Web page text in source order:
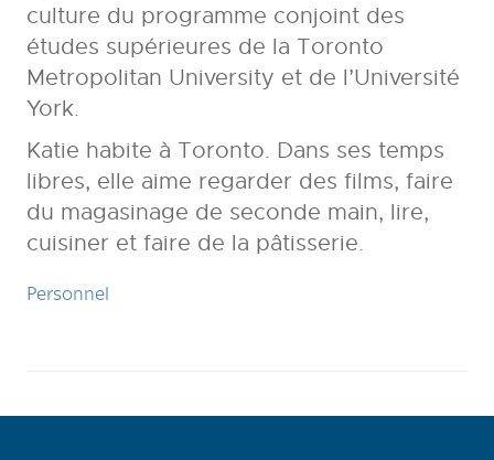
culture du programme conjoint des
études supérieures de la Toronto
Metropolitan University et de l’Université
York.
Katie habite à Toronto. Dans ses temps
libres, elle aime regarder des films, faire
du magasinage de seconde main, lire,
cuisiner et faire de la pâtisserie.
Personnel